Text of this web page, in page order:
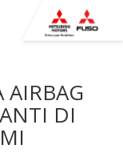
AIRBAG
DI